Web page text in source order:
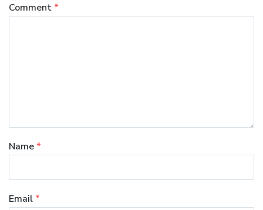
Comment *
Name *
Email *